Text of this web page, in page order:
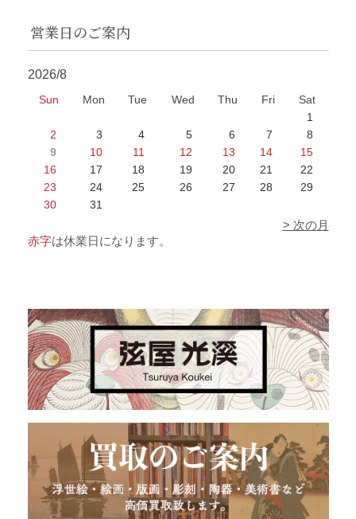
営業日のご案内
2026/8
Sun Mon Tue Wed Thu Fri
Sat
1
2
3 4 5 6 7
8
9
10 11 12 13 14
15
16
17 18 19 20 21
22
23
24 25 26 27 28
29
30
31
> 次の月
赤字は休業日になります。